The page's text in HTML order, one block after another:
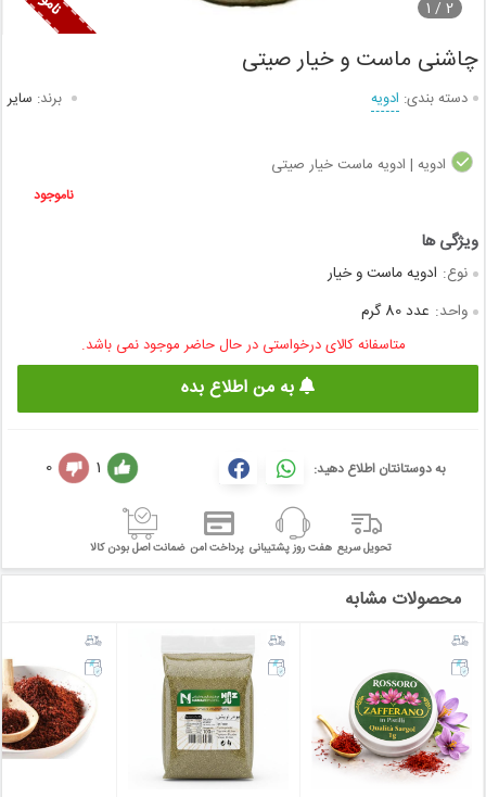
2 /
1
چاشنی ماست و خیار صیتی
دسته بندی: ادویه برند: سایر
ادویه | ادویه ماست خیار صیتی
ناموجود
نوع: ادویه ماست و خیار
واحد: عدد 80 گرم
متاسفانه کالای درخواستی در حال حاضر موجود نمی باشد.
به من اطلاع بده
به دوستانتان اطلاع دهید: 1
0
تحویل سریع هفت روز پشتیبانی پرداخت امن ضمانت اصل بودن کالا
محصولات مشابه